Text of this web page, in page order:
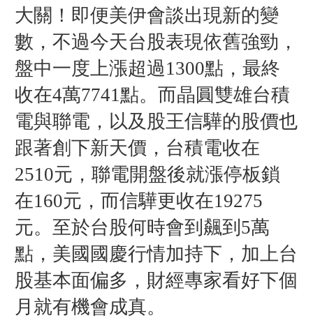
大關！即便美伊會談出現新的變
數，不過今天台股表現依舊強勁，
盤中一度上漲超過1300點，最終
收在4萬7741點。而晶圓雙雄台積
電與聯電，以及股王信驊的股價也
跟著創下新天價，台積電收在
2510元，聯電開盤後就漲停板鎖
在160元，而信驊更收在19275
元。至於台股何時會到飆到5萬
點， 美國國慶行情加持下，加上台
股基本面偏多， 財經專家看好下個
月就有機會成真。